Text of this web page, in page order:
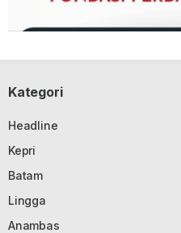
Kategori
Headline
Kepri
Batam
Lingga
Anambas